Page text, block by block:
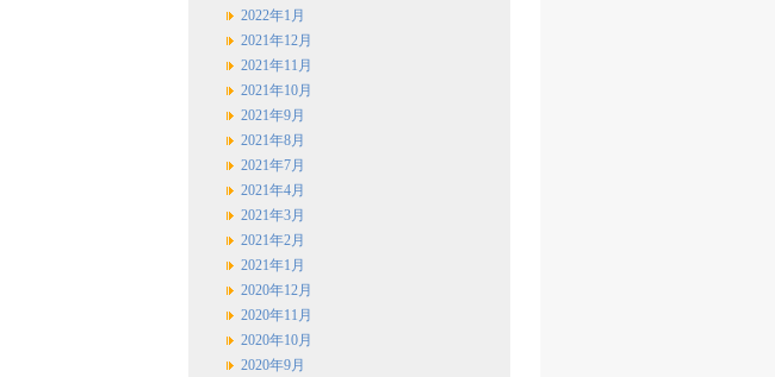
2022年1月
2021年12月
2021年11月
2021年10月
2021年9月
2021年8月
2021年7月
2021年4月
2021年3月
2021年2月
2021年1月
2020年12月
2020年11月
2020年10月
2020年9月